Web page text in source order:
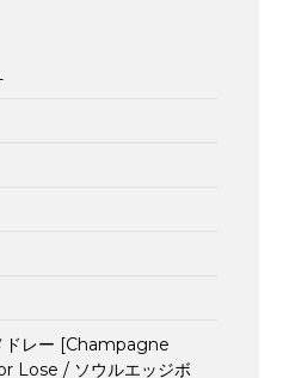
レー [Champagne
Lose / ソウルエッジボ